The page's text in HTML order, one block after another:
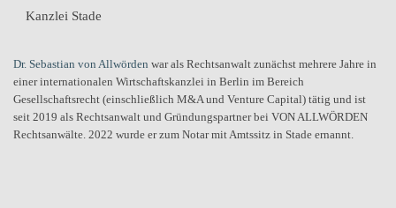
Kanzlei Stade
Dr. Sebastian von Allwörden war als Rechtsanwalt zunächst mehrere Jahre in
einer internationalen Wirtschaftskanzlei in Berlin im Bereich
Gesellschaftsrecht (einschließlich M&A und Venture Capital) tätig und ist
seit 2019 als Rechtsanwalt und Gründungspartner bei VON ALLWÖRDEN
Rechtsanwälte. 2022 wurde er zum Notar mit Amtssitz in Stade ernannt.